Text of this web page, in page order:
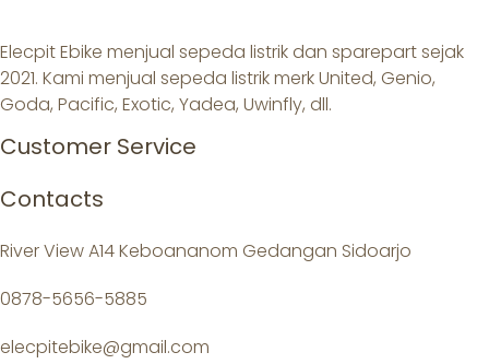
Elecpit Ebike menjual sepeda listrik dan sparepart sejak
2021. Kami menjual sepeda listrik merk United, Genio,
Goda, Pacific, Exotic, Yadea, Uwinfly, dll.
Customer Service
Contacts
River View A14 Keboananom Gedangan Sidoarjo
0878-5656-5885
elecpitebike@gmail.com